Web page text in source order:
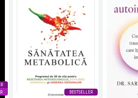
BESTSELLER